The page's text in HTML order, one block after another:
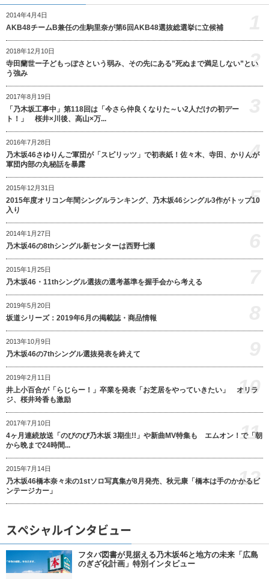
2014年4月4日
AKB48チームB兼任の生駒里奈が第6回AKB48選抜総選挙に立候補
2018年12月10日
寺田蘭世ー子どもっぽさという弱み、その先にある”死ぬまで満足しない”とい
う強み
2
2017年8月19日
「乃木坂工事中」第118回は「今さら仲良くなりた～い2人だけの初デー
ト！」 桜井×川後、高山×万...
2016年7月28日
乃木坂46さゆりんご軍団が「スピリッツ」で初表紙！佐々木、寺田、かりんが
軍団内部の丸秘話を暴露
4
2015年12月31日
2015年度オリコン年間シングルランキング、乃木坂46シングル3作がトップ10
入り
5
2014年1月27日
乃木坂46の8thシングル新センターは西野七瀬
2015年1月25日
乃木坂46・11thシングル選抜の選考基準を握手会から考える
2019年5月20日
坂道シリーズ：2019年6月の掲載誌・商品情報
2013年10月9日
乃木坂46の7thシングル選抜発表を終えて
2019年2月11日
井上小百合が「らじらー！」卒業を発表「お芝居をやっていきたい」 オリラ
ジ、桜井玲香も激励
10
2017年7月10日
4ヶ月連続放送「のびのび乃木坂 3期生!!」や新曲MV特集も エムオン！で「朝
から晩まで24時間...
11
2015年7月14日
乃木坂46橋本奈々未の1stソロ写真集が8月発売、秋元康「橋本は手のかかるビ
ンテージカー」
12
スペシャルインタビュー
フタバ図書が見据える乃木坂46と地方の未来「広島
のぎざ化計画」特別インタビュー